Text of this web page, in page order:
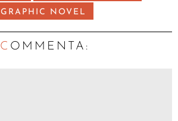
GRAPHIC NOVEL
C OMMENTA: